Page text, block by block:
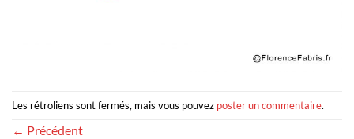
Les rétroliens sont fermés, mais vous pouvez poster un commentaire.
← Précédent